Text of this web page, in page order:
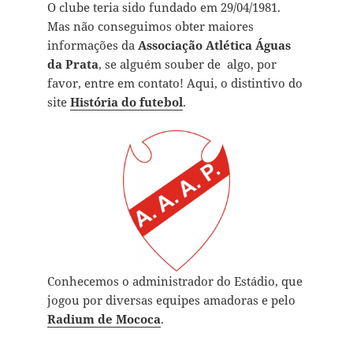
O clube teria sido fundado em 29/04/1981.
Mas não conseguimos obter maiores
informações da Associação Atlética Águas
da Prata, se alguém souber de algo, por
favor, entre em contato! Aqui, o distintivo do
site História do futebol.
Conhecemos o administrador do Estádio, que
jogou por diversas equipes amadoras e pelo
Radium de Mococa.